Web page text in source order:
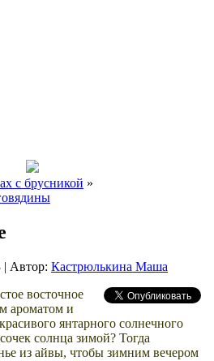
с брусникой »
| Автор: Кастрюлькина Маша
восточное
ароматом и
янтарного солнечного
солнца зимой? Тогда
из айвы, чтобы зимним вечером